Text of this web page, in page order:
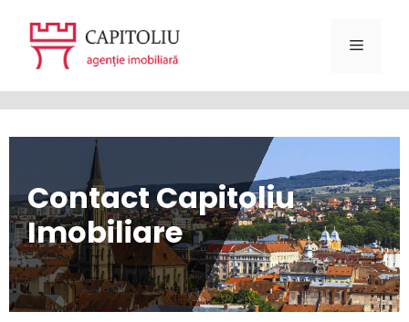
conținut
Meniu
Contact Capitoliu
Imobiliare